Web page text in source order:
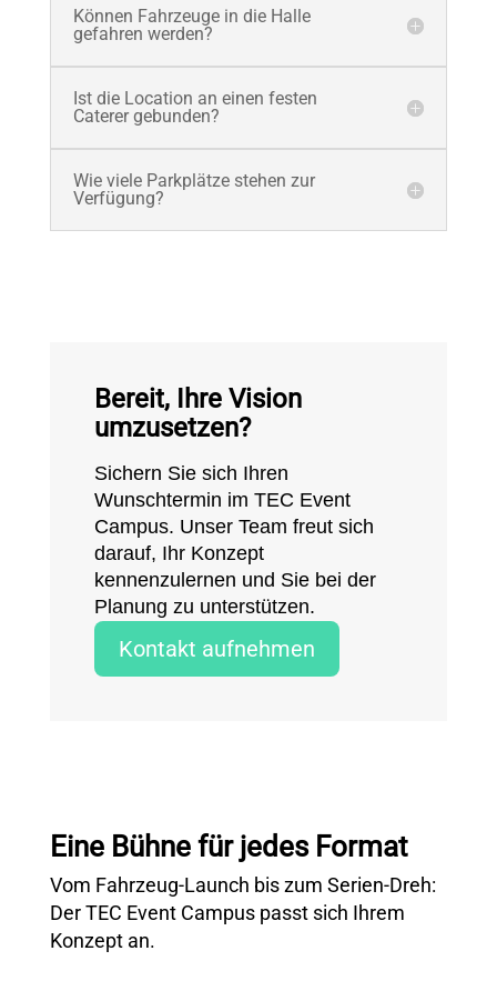
Können Fahrzeuge in die Halle
gefahren werden?
Ist die Location an einen festen
Caterer gebunden?
Wie viele Parkplätze stehen zur
Verfügung?
Bereit, Ihre Vision
umzusetzen?
Sichern Sie sich Ihren
Wunschtermin im TEC Event
Campus. Unser Team freut sich
darauf, Ihr Konzept
kennenzulernen und Sie bei der
Planung zu unterstützen.
Kontakt aufnehmen
Eine Bühne für jedes Format
Vom Fahrzeug-Launch bis zum Serien-Dreh:
Der TEC Event Campus passt sich Ihrem
Konzept an.